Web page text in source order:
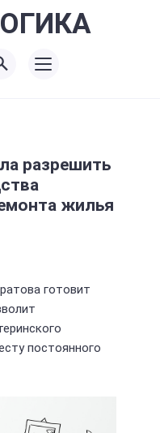
разрешить
жилья
готовит
постоянного